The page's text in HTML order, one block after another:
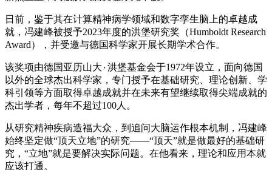
日前，鉴于其在计算精神病学领域和数字孪生脑上的卓越成
就，冯建峰被授予2023年度的洪堡研究奖（Humboldt Research
Award），并受邀与德国科学家开展长期学术合作。
该奖项由德国亚历山大٠洪堡基金会于1972年设立，面向德国
以外的全球杰出科学家，专门授予在基础研究、理论创新、学
科引领等方面取得卓越成就并在未来有望继续取得尖端成就的
杰出学者，每年不超过100人。
从研究精神疾病造福大众，到追问大脑运作根本机制，冯建峰
始终坚定做“顶天立地”的研究——“顶天”就是做最好的基础研
究，“立地”就是要解决实际问题。在他看来，理论和应用本就
应该打通。